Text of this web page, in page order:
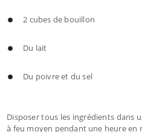
2 cubes de bouillon
Du lait
Du poivre et du sel
Disposer tous les ingrédients dans
à feu moyen pendant une heure en